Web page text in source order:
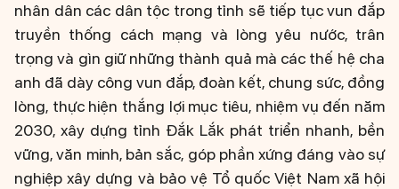
nhân dân các dân tộc trong tỉnh sẽ tiếp tục vun đắp
truyền thống cách mạng và lòng yêu nước, trân
trọng và gìn giữ những thành quả mà các thế hệ cha
anh đã dày công vun đắp, đoàn kết, chung sức, đồng
lòng, thực hiện thắng lợi mục tiêu, nhiệm vụ đến năm
2030, xây dựng tỉnh Đắk Lắk phát triển nhanh, bền
vững, văn minh, bản sắc, góp phần xứng đáng vào sự
nghiệp xây dựng và bảo vệ Tổ quốc Việt Nam xã hội